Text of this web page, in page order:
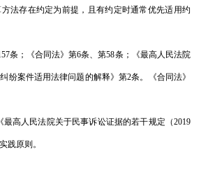
法存在约定为前提，且有约定时通常优先适用约
条；《合同法》第6条、第58条；《最高人民法院
纷案件适用法律问题的解释》第2条。《合同法》
最高人民法院关于民事诉讼证据的若干规定（2019
践原则。